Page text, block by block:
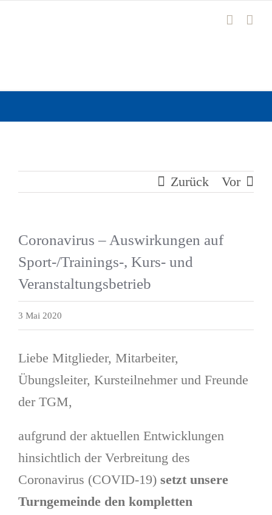
Zurück Vor
Coronavirus – Auswirkungen auf
Sport-/Trainings-, Kurs- und
Veranstaltungsbetrieb
3 Mai 2020
Liebe Mitglieder, Mitarbeiter,
Übungsleiter, Kursteilnehmer und Freunde
der TGM,
aufgrund der aktuellen Entwicklungen
hinsichtlich der Verbreitung des
Coronavirus (COVID-19) setzt unsere
Turngemeinde den kompletten